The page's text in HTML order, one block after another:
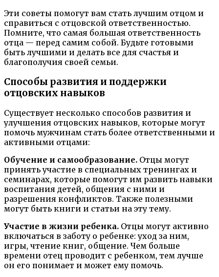
Эти советы помогут вам стать лучшим отцом и
справиться с отцовской ответственностью.
Помните, что самая большая ответственность
отца — перед самим собой. Будьте готовыми
быть лучшими и делать все для счастья и
благополучия своей семьи.
Способы развития и поддержки
отцовских навыков
Существует несколько способов развития и
улучшения отцовских навыков, которые могут
помочь мужчинам стать более ответственными и
активными отцами:
Обучение и самообразование. Отцы могут
принять участие в специальных тренингах и
семинарах, которые помогут им развить навыки
воспитания детей, общения с ними и
разрешения конфликтов. Также полезными
могут быть книги и статьи на эту тему.
Участие в жизни ребенка. Отцы могут активно
включаться в заботу о ребенке: уход за ним,
игры, чтение книг, общение. Чем больше
времени отец проводит с ребенком, тем лучше
он его понимает и может ему помочь.